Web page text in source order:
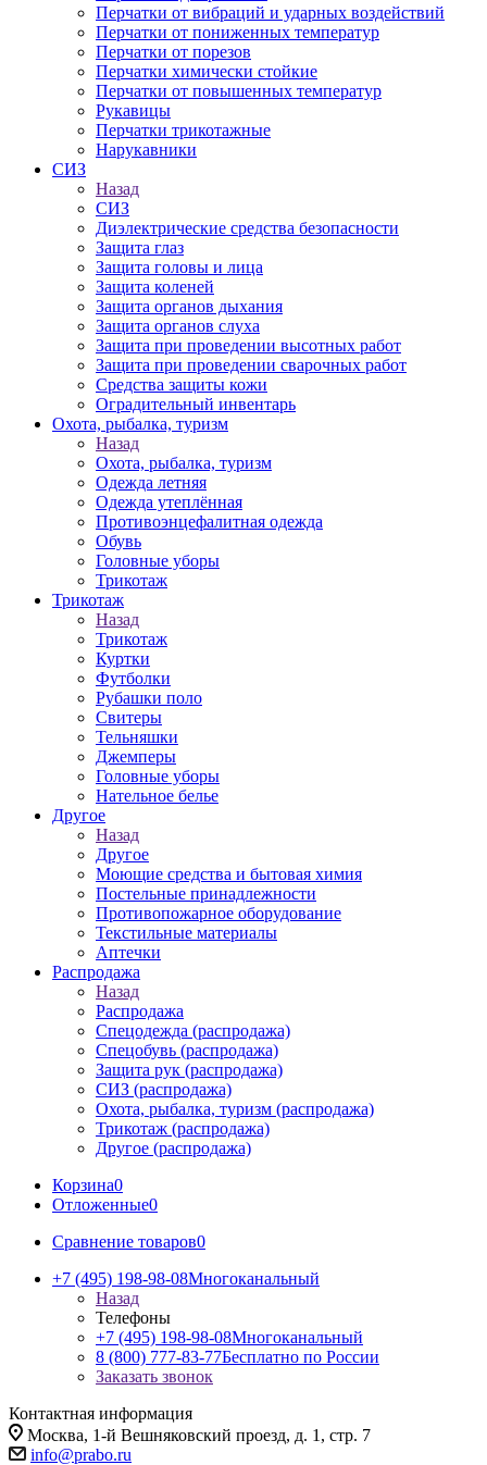
Перчатки от вибраций и ударных воздействий
Перчатки от пониженных температур
Перчатки от порезов
Перчатки химически стойкие
Перчатки от повышенных температур
Рукавицы
Перчатки трикотажные
Нарукавники
СИЗ
Назад
СИЗ
Диэлектрические средства безопасности
Защита глаз
Защита головы и лица
Защита коленей
Защита органов дыхания
Защита органов слуха
Защита при проведении высотных работ
Защита при проведении сварочных работ
Средства защиты кожи
Оградительный инвентарь
Охота, рыбалка, туризм
Назад
Охота, рыбалка, туризм
Одежда летняя
Одежда утеплённая
Противоэнцефалитная одежда
Обувь
Головные уборы
Трикотаж
Трикотаж
Назад
Трикотаж
Куртки
Футболки
Рубашки поло
Свитеры
Тельняшки
Джемперы
Головные уборы
Нательное белье
Другое
Назад
Другое
Моющие средства и бытовая химия
Постельные принадлежности
Противопожарное оборудование
Текстильные материалы
Аптечки
Распродажа
Назад
Распродажа
Спецодежда (распродажа)
Спецобувь (распродажа)
Защита рук (распродажа)
СИЗ (распродажа)
Охота, рыбалка, туризм (распродажа)
Трикотаж (распродажа)
Другое (распродажа)
Корзина0
Отложенные0
Сравнение товаров0
+7 (495) 198-98-08Многоканальный
Назад
Телефоны
+7 (495) 198-98-08Многоканальный
8 (800) 777-83-77Бесплатно по России
Заказать звонок
Контактная информация
Москва, 1-й Вешняковский проезд, д. 1, стр. 7
info@prabo.ru